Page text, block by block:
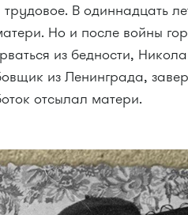
В одиннадцать
Но и после войны
из бедности,
из Ленинграда,
отсылал матери.